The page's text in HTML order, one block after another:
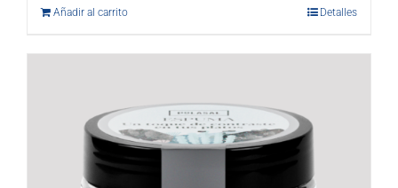
Añadir al carrito Detalles